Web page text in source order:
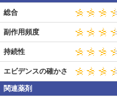
総合
副作用頻度
持続性
エビデンスの確かさ
関連薬剤